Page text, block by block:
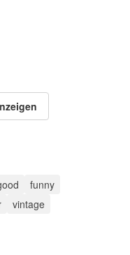
funny
vintage